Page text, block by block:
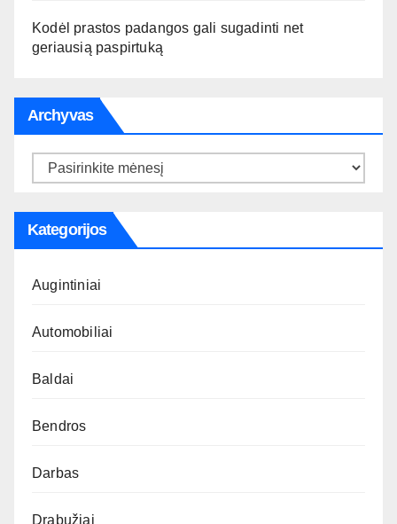
Kodėl prastos padangos gali sugadinti net
geriausią paspirtuką
Archyvas
Archyvas
Kategorijos
Augintiniai
Automobiliai
Baldai
Bendros
Darbas
Drabužiai